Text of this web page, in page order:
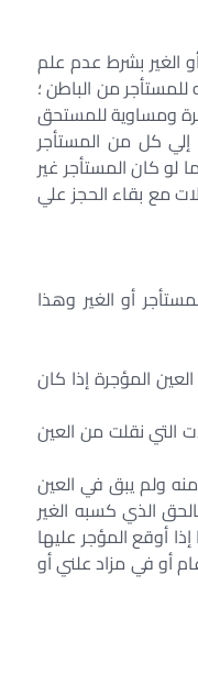
الغير بشرط عدم علم
من الباطن ؛
ومساوية للمستحق
إلي كل من المستأجر
لو كان المستأجر غير
مع بقاء الحجز علي
أو الغير وهذا
خلال 30يوم من تاريخ نقلها من العين المؤجرة إذا كان
التي نقلت من العين
منه ولم يبق في العين
الذي كسبه الغير
أوقع المؤجر عليها
أو في مزاد علني أو